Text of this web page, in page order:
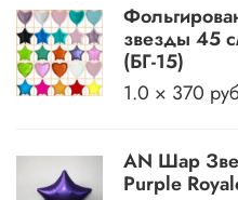
звезды 45
(БГ-15)
1.0 × 370
АN Шар
Purple